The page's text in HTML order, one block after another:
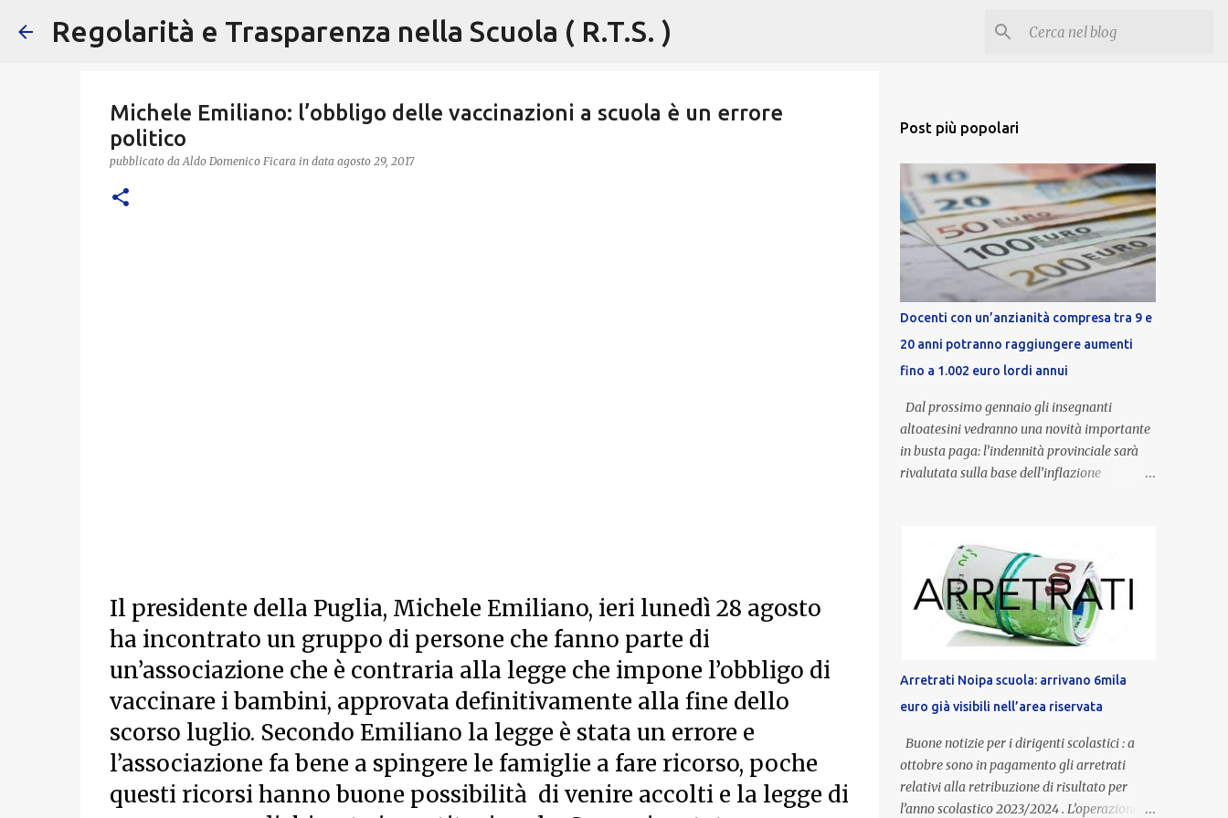
Passa ai contenuti principali
Regolarità e Trasparenza nella Scuola ( R.T.S. )
Michele Emiliano: l’obbligo delle vaccinazioni a scuola è un errore
politico
pubblicato daAldo Domenico Ficara in data agosto 29, 2017
Il presidente della Puglia, Michele Emiliano, ieri lunedì 28 agosto
ha incontrato un gruppo di persone che fanno parte di
un’associazione che è contraria alla legge che impone l’obbligo di
vaccinare i bambini, approvata definitivamente alla fine dello
scorso luglio. Secondo Emiliano la legge è stata un errore e
l’associazione fa bene a spingere le famiglie a fare ricorso, poche
questi ricorsi hanno buone possibilità di venire accolti e la legge di
Post più popolari
Docenti con un’anzianità compresa tra 9 e
20 anni potranno raggiungere aumenti
fino a 1.002 euro lordi annui
Dal prossimo gennaio gli insegnanti
altoatesini vedranno una novità importante
in busta paga: l’indennità provinciale sarà
rivalutata sulla base dell’inflazione
un’anzianità compresa tra 9 e 20 anni
potranno raggiungere fino a 1.002 euro lordi
annui. Il nuovo contratto provinciale
introduce inoltre un congedo speciale
dedicato alle donne vittime di violenza di
genere, in linea con la normativa nazionale e
con l’obiettivo di offrire maggiore tutela e
supporto in situazioni delicate. L’indennità
provinciale per i docenti è un unicum in
Italia: si tratta di una misura esclusiva della
Provincia autonoma di Bolzano, che integra
in maniera stabile lo stipendio nazionale
Arretrati Noipa scuola: arrivano 6mila
euro già visibili nell’area riservata
Buone notizie per i dirigenti scolastici : a
ottobre sono in pagamento gli arretrati
relativi alla retribuzione di risultato per
l’anno scolastico 2023/2024 . L’operazione,